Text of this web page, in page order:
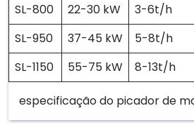
SL-800
22-30 kW 3-6t/h
SL-950
37-45 kW 5-8t/h
SL-1150
55-75 kW 8-13t/h
especificação do picador de